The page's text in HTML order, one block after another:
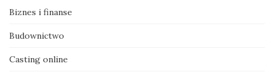
Biznes i finanse
Budownictwo
Casting online